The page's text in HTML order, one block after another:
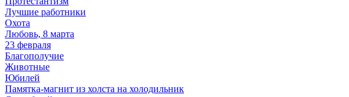
Лучшие работники
Охота
Любовь, 8 марта
23 февраля
Благополучие
Животные
Юбилей
Памятка-магнит из холста на холодильник